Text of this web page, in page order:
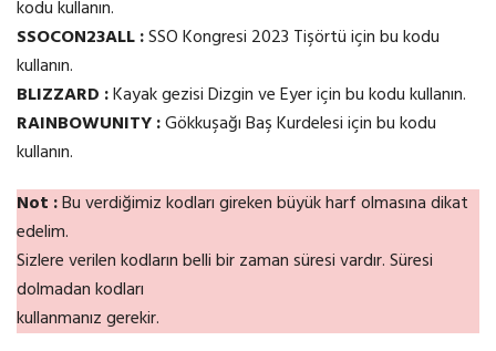
kodu kullanın.
SSOCON23ALL :SSO Kongresi 2023 Tişörtü için bu kodu
kullanın.
BLIZZARD :Kayak gezisi Dizgin ve Eyer için bu kodu kullanın.
RAINBOWUNITY :Gökkuşağı Baş Kurdelesi için bu kodu
kullanın.
Not :Bu verdiğimiz kodları gireken büyük harf olmasına dikat
edelim.
Sizlere verilen kodların belli bir zaman süresi vardır. Süresi
dolmadan kodları
kullanmanız gerekir.